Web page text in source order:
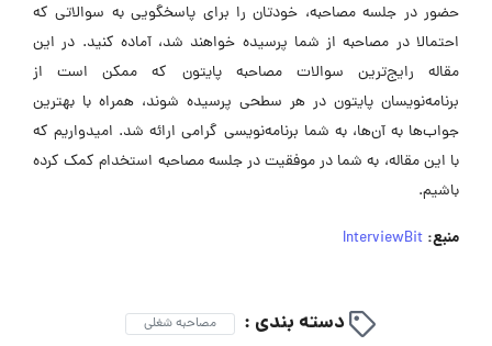
حضور در جلسه مصاحبه، خودتان را برای پاسخگویی به سوالاتی که
احتمالا در مصاحبه از شما پرسیده خواهند شد، آماده کنید. در این
مقاله رایج‌ترین سوالات مصاحبه پایتون که ممکن است از
برنامه‌نویسان پایتون در هر سطحی پرسیده شوند، همراه با بهترین
جواب‌ها به آن‌ها، به شما برنامه‌نویسی گرامی ارائه شد. امیدواریم که
با این مقاله، به شما در موفقیت در جلسه مصاحبه استخدام کمک کرده
باشیم.
منبع: InterviewBit
دسته بندی : مصاحبه شغلی